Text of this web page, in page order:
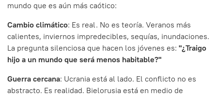
mundo que es aún más caótico:
Cambio climático: Es real. No es teoría. Veranos más
calientes, inviernos impredecibles, sequías, inundaciones.
La pregunta silenciosa que hacen los jóvenes es: "¿Traigo
hijo a un mundo que será menos habitable?"
Guerra cercana: Ucrania está al lado. El conflicto no es
abstracto. Es realidad. Bielorusia está en medio de